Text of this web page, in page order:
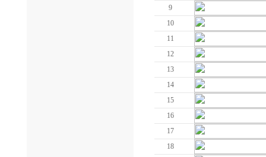
9
10
11
12
13
14
15
16
17
18